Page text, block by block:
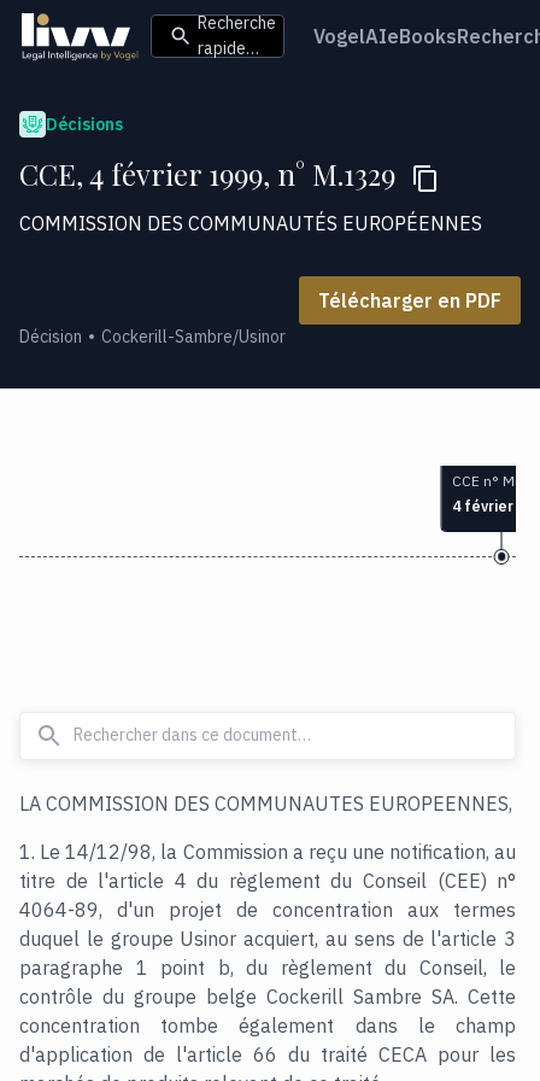
Recherche
rapide…
VogelAIeBooks
Décisions
CCE, 4 février 1999, n° M.1329
COMMISSION DES COMMUNAUTÉS EUROPÉENNES
Télécharger en PDF
Décision Cockerill-Sambre/Usinor
CCE n°
4 février
LA COMMISSION DES COMMUNAUTES EUROPEENNES,
1. Le 14/12/98, la Commission a reçu une notification, au
titre de l'article 4 du règlement du Conseil (CEE) n°
4064-89, d'un projet de concentration aux termes
duquel le groupe Usinor acquiert, au sens de l'article 3
paragraphe 1 point b, du règlement du Conseil, le
contrôle du groupe belge Cockerill Sambre SA. Cette
concentration tombe également dans le champ
d'application de l'article 66 du traité CECA pour les